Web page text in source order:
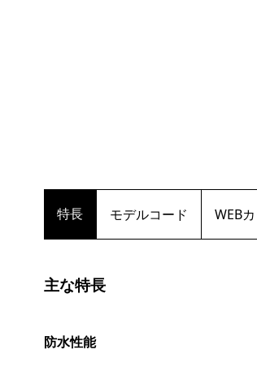
特長 モデルコード WEB
主な特長
防水性能